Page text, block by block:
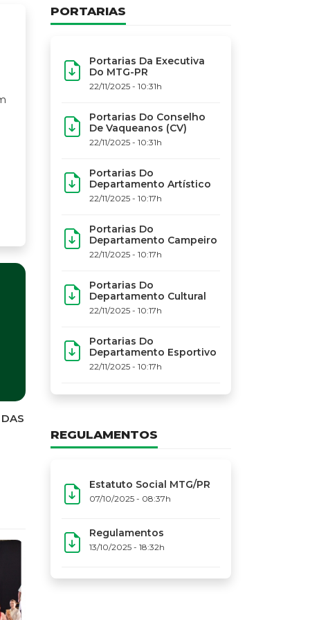
MTG-PR terá nova
PORTARIAS
Portarias Da Executiva
Do MTG-PR
22/11/2025 - 10:31h
Portarias Do Conselho
De Vaqueanos (CV)
22/11/2025 - 10:31h
Portarias Do
Departamento Artístico
22/11/2025 - 10:17h
Portarias Do
Departamento Campeiro
22/11/2025 - 10:17h
Portarias Do
Departamento Cultural
22/11/2025 - 10:17h
Portarias Do
Departamento Esportivo
22/11/2025 - 10:17h
REGULAMENTOS
Estatuto Social MTG/PR
07/10/2025 - 08:37h
Regulamentos
13/10/2025 - 18:32h